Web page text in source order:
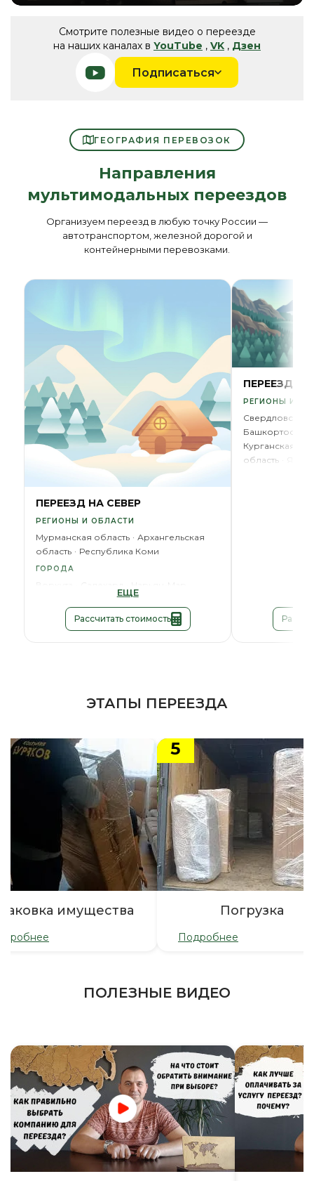
Play Mute
Смотрите полезные видео о переезде
на наших каналах в YouTube , VK , Дзен
Подписаться
ГЕОГРАФИЯ ПЕРЕВОЗОК
Направления
мультимодальных переездов
Организуем переезд в любую точку России —
автотранспортом, железной дорогой и
контейнерными перевозками.
ПЕРЕЕЗД НА СЕВЕР
РЕГИОНЫ И ОБЛАСТИ
Мурманская область
Архангельская
область
Республика Коми
ГОРОДА
Воркута Нарьян-Мар
ЕЩЕ
Рассчитать стоимость
ПЕРЕЕЗД НА
РЕГИОНЫ И
Свердловская
Башкортостан
Курганская
область
ЭТАПЫ ПЕРЕЕЗДА
имущества
5
Погрузка
Подробнее
ПОЛЕЗНЫЕ ВИДЕО